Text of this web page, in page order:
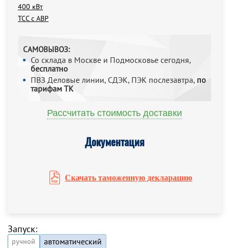
400 кВт
ТСС с АВР
САМОВЫВОЗ:
Со склада в Москве и Подмосковье сегодня,
бесплатно
ПВЗ Деловые линии, СДЭК, ПЭК послезавтра, по
тарифам ТК
Рассчитать стоимость доставки
Документация
Скачать таможенную декларацию
Запуск:
ручной автоматический